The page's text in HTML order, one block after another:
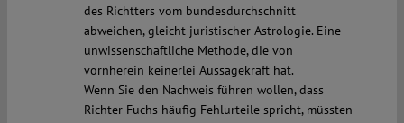
des Richtters vom bundesdurchschnitt
abweichen, gleicht juristischer Astrologie. Eine
unwissenschaftliche Methode, die von
vornherein keinerlei Aussagekraft hat.
Wenn Sie den Nachweis führen wollen, dass
Richter Fuchs häufig Fehlurteile spricht, müssten